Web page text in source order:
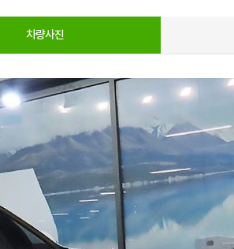
차량사진